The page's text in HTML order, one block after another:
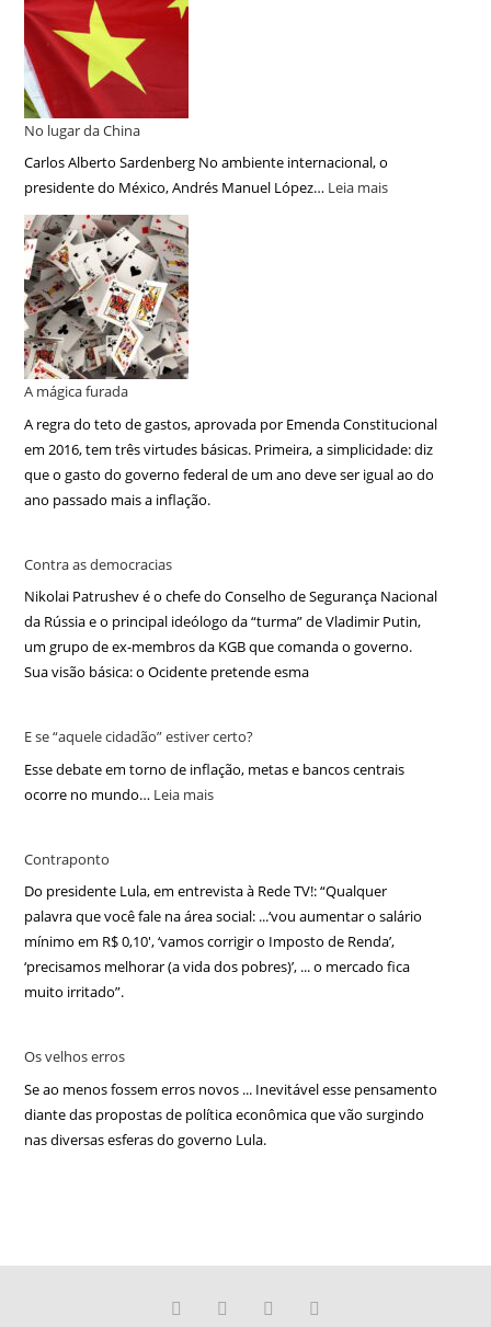
No lugar da China
Carlos Alberto Sardenberg No ambiente internacional, o
presidente do México, Andrés Manuel López… Leia mais
A mágica furada
A regra do teto de gastos, aprovada por Emenda Constitucional
em 2016, tem três virtudes básicas. Primeira, a simplicidade: diz
que o gasto do governo federal de um ano deve ser igual ao do
ano passado mais a inflação.
Contra as democracias
Nikolai Patrushev é o chefe do Conselho de Segurança Nacional
da Rússia e o principal ideólogo da “turma” de Vladimir Putin,
um grupo de ex-membros da KGB que comanda o governo.
Sua visão básica: o Ocidente pretende esma
E se “aquele cidadão” estiver certo?
Esse debate em torno de inflação, metas e bancos centrais
ocorre no mundo… Leia mais
Contraponto
Do presidente Lula, em entrevista à Rede TV!: “Qualquer
palavra que você fale na área social: ...‘vou aumentar o salário
mínimo em R$ 0,10′, ‘vamos corrigir o Imposto de Renda’,
‘precisamos melhorar (a vida dos pobres)’, ... o mercado fica
muito irritado”.
Os velhos erros
Se ao menos fossem erros novos ... Inevitável esse pensamento
diante das propostas de política econômica que vão surgindo
nas diversas esferas do governo Lula.